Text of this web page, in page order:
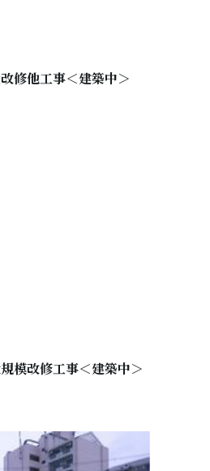
修他工事＜建築中＞
模改修工事＜建築中＞